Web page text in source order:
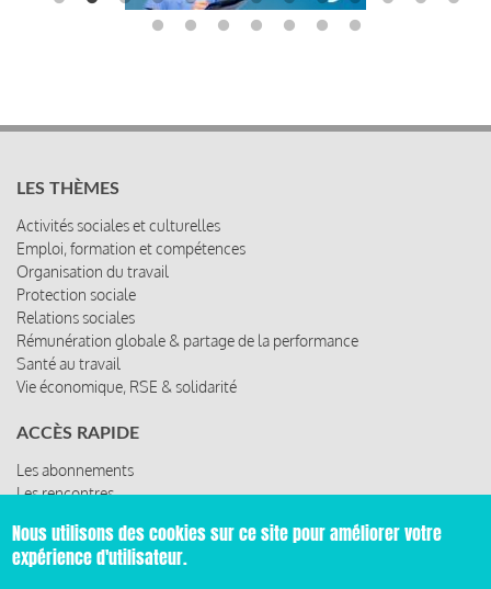
LES THÈMES
Activités sociales et culturelles
Emploi, formation et compétences
Organisation du travail
Protection sociale
Relations sociales
Rémunération globale & partage de la performance
Santé au travail
Vie économique, RSE & solidarité
ACCÈS RAPIDE
Les abonnements
Les rencontres
Nous utilisons des cookies sur ce site pour améliorer votre
expérience d'utilisateur.